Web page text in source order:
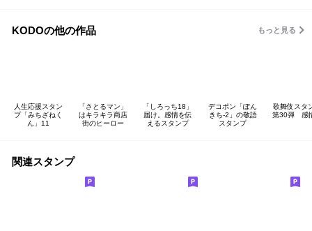
KODOの他の作品 もっと見る
人生応援スタン
プ「みちざねく
ん」11
「さとるマン」
はキラキラ商店
街のヒーロー
「しろっち18」
届け。感情を伝
えるスタンプ
デコポン「ぽん
きち-2」の敬語
スタンプ
歌舞伎スタ
第30弾 感
関連スタンプ